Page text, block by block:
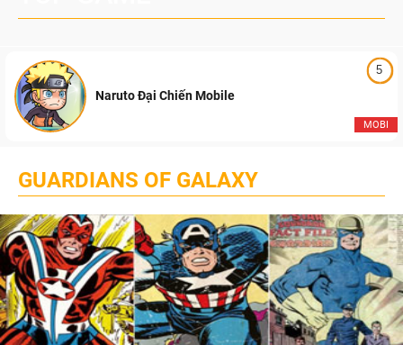
5
MOBI
Naruto Đại Chiến Mobile
GUARDIANS OF GALAXY